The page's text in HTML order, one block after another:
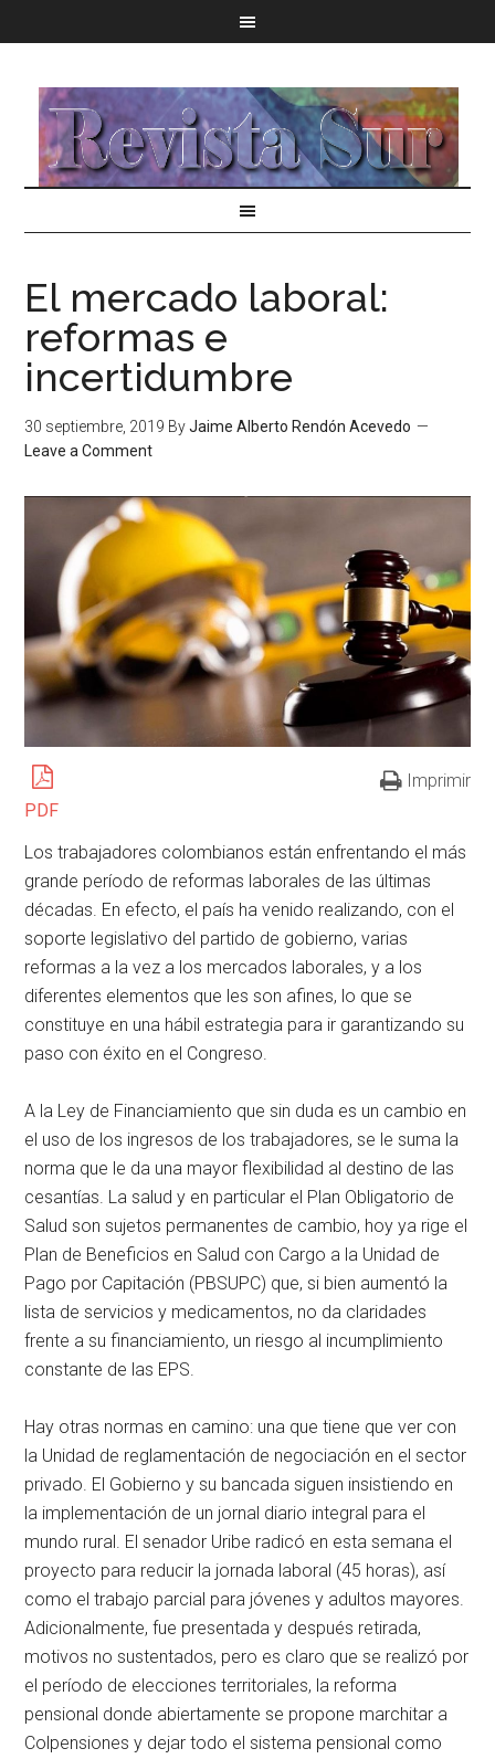
El mercado laboral:
reformas e
incertidumbre
30 septiembre, 2019 ByJaime Alberto Rendón Acevedo
Leave a Comment
PDF
Imprimir
Los trabajadores colombianos están enfrentando el más
grande período de reformas laborales de las últimas
décadas. En efecto, el país ha venido realizando, con el
soporte legislativo del partido de gobierno, varias
reformas a la vez a los mercados laborales, y a los
diferentes elementos que les son afines, lo que se
constituye en una hábil estrategia para ir garantizando su
paso con éxito en el Congreso.
A la Ley de Financiamiento que sin duda es un cambio en
el uso de los ingresos de los trabajadores, se le suma la
norma que le da una mayor flexibilidad al destino de las
cesantías. La salud y en particular el Plan Obligatorio de
Salud son sujetos permanentes de cambio, hoy ya rige el
Plan de Beneficios en Salud con Cargo a la Unidad de
Pago por Capitación (PBSUPC) que, si bien aumentó la
lista de servicios y medicamentos, no da claridades
frente a su financiamiento, un riesgo al incumplimiento
constante de las EPS.
Hay otras normas en camino: una que tiene que ver con
la Unidad de reglamentación de negociación en el sector
privado. El Gobierno y su bancada siguen insistiendo en
la implementación de un jornal diario integral para el
mundo rural. El senador Uribe radicó en esta semana el
proyecto para reducir la jornada laboral (45 horas), así
como el trabajo parcial para jóvenes y adultos mayores.
Adicionalmente, fue presentada y después retirada,
motivos no sustentados, pero es claro que se realizó por
el período de elecciones territoriales, la reforma
pensional donde abiertamente se propone marchitar a
Colpensiones y dejar todo el sistema pensional como